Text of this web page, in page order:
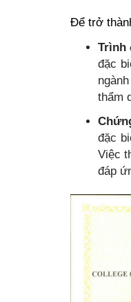
Để trở
Trình
đặc
thẩm
đặc
Việc
đáp